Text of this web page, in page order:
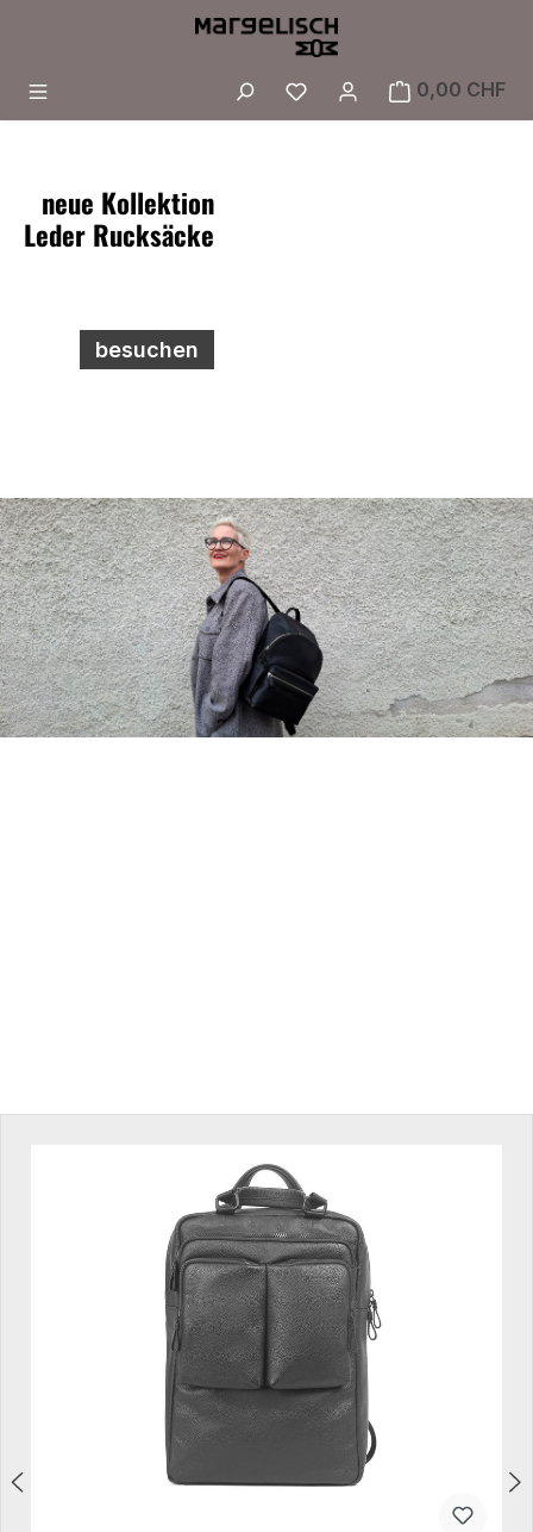
Zum Hauptinhalt springen
Du hast 0 Produkte
0,00 CHF
neue Kollektion
Leder Rucksäcke
besuchen